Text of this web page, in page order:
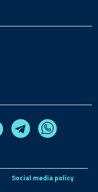
Youtube TelegramWhatsapp
Social media policy